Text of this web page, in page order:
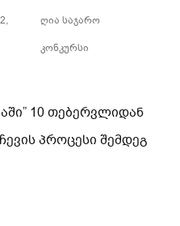
ღია საჯარო
კონკურსი
10 თებერვლიდან
პროცესი შემდეგ